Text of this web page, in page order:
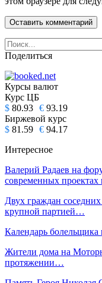
Поделиться
Курсы валют
Курс ЦБ
$ 80.93 € 93.19
Биржевой курс
$ 81.59 € 94.17
Интересное
Валерий Радаев на
современных
Двух граждан
крупной партией…
Календарь болельщика
Жители дома на
протяжении…